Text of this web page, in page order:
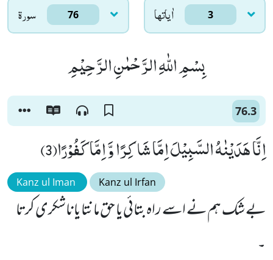
سورۃ 76 اٰياتها 3
بِسْمِ اللّٰهِ الرَّحْمٰنِ الرَّحِیْمِ
76.3
اِنَّا هَدَیْنٰهُ السَّبِیْلَ اِمَّا شَاكِرًا وَّ اِمَّا كَفُوْرًا(3)
Kanz ul Iman Kanz ul Irfan
بے شک ہم نے اسے راہ بتائی یا حق مانتا یا ناشکری کرتا
۔